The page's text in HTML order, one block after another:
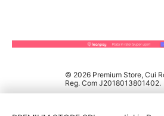
© 2026 Premium Store, Cui
Reg. Com J2018013801402.